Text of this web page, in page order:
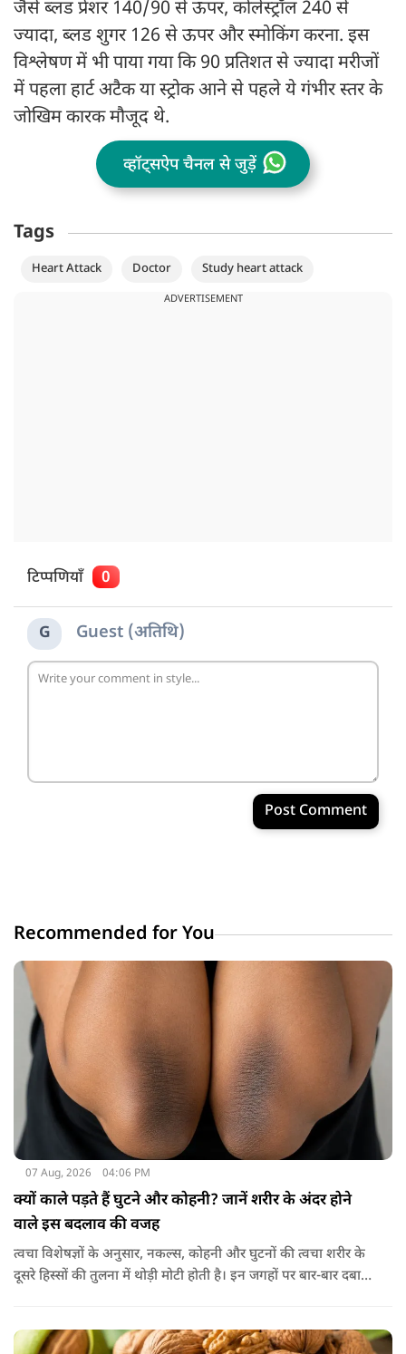
जैसे ब्लड प्रेशर 140/90 से ऊपर, कोलेस्ट्रॉल 240 से
ज्यादा, ब्लड शुगर 126 से ऊपर और स्मोकिंग करना. इस
विश्लेषण में भी पाया गया कि 90 प्रतिशत से ज्यादा मरीजों
में पहला हार्ट अटैक या स्ट्रोक आने से पहले ये गंभीर स्तर के
जोखिम कारक मौजूद थे.
व्हॉट्सऐप चैनल से जुड़ें
Tags
Heart Attack Doctor Study heart attack
ADVERTISEMENT
टिप्पणियाँ 0
G Guest (अतिथि)
Post Comment
Recommended for You
07 Aug, 2026 04:06 PM
क्यों काले पड़ते हैं घुटने और कोहनी? जानें शरीर के अंदर होने
वाले इस बदलाव की वजह
त्वचा विशेषज्ञों के अनुसार, नकल्स, कोहनी और घुटनों की त्वचा शरीर के
दूसरे हिस्सों की तुलना में थोड़ी मोटी होती है। इन जगहों पर बार-बार दबाव